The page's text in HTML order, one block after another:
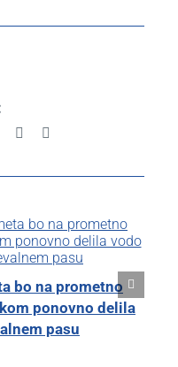
LinkedInPinterest
bo na prometno
ponovno delila
pasu